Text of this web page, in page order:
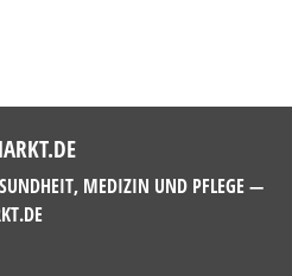
MEDIZIN UND PFLEGE —